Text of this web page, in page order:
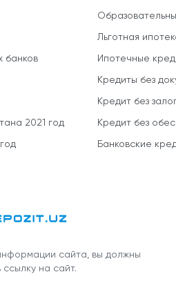
банков
2021 год
Льготная
Ипотечные
Кредиты без
Кредит без
Кредит без
Банковские
сайта, вы должны
ссылку на сайт.